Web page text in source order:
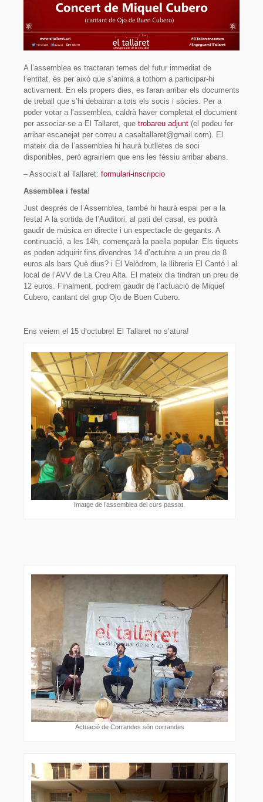
A l’assemblea es tractaran temes del futur immediat de
l’entitat, és per això que s’anima a tothom a participar-hi
activament. En els propers dies, es faran arribar els documents
de treball que s’hi debatran a tots els socis i sòcies. Per a
poder votar a l’assemblea, caldrà haver completat el document
per associar-se a El Tallaret, que trobareu adjunt (el podeu fer
arribar escanejat per correu a casaltallaret@gmail.com). El
mateix dia de l’assemblea hi haurà butlletes de soci
disponibles, però agrairíem que ens les féssiu arribar abans.
– Associa’t al Tallaret: formulari-inscripcio
Assemblea i festa!
Just després de l’Assemblea, també hi haurà espai per a la
festa! A la sortida de l’Auditori, al pati del casal, es podrà
gaudir de música en directe i un espectacle de gegants. A
continuació, a les 14h, començarà la paella popular. Els tiquets
es poden adquirir fins divendres 14 d’octubre a un preu de 8
euros als bars Què dius? i El Velòdrom, la llibreria El Cantó i al
local de l’AVV de La Creu Alta. El mateix dia tindran un preu de
12 euros. Finalment, podrem gaudir de l’actuació de Miquel
Cubero, cantant del grup Ojo de Buen Cubero.
Ens veiem el 15 d’octubre! El Tallaret no s’atura!
Imatge de l’assemblea del curs passat.
Actuació de Corrandes són corrandes